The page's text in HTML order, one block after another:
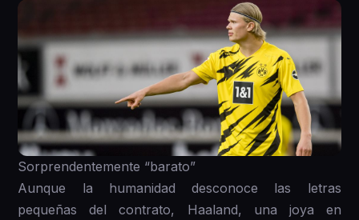
Sorprendentemente “barato”
Aunque la humanidad desconoce las letras
pequeñas del contrato, Haaland, una joya en